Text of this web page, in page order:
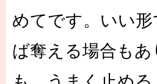
めてです。いい
ば奪える場合も